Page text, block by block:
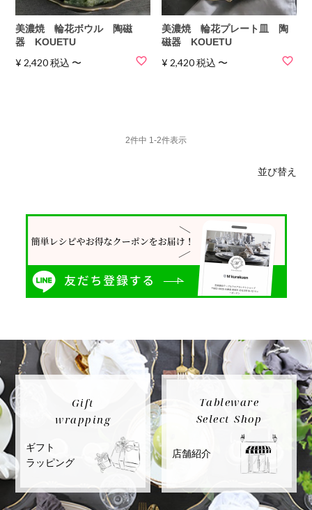
美濃焼 輪花ボウル 陶磁
器 KOUETU
¥ 2,420 税込 〜
美濃焼 輪花プレート皿 陶
磁器 KOUETU
¥ 2,420税込 〜
並び替え
2件中 1 -2件表示
Gift
wrapping
ギフト
ラッピング
Tableware
Select Shop
店舗紹介